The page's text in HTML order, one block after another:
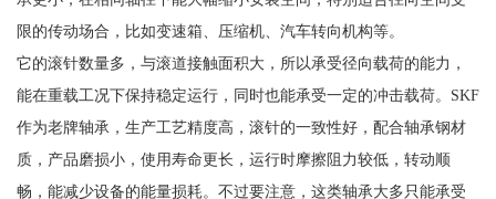
限的传动场合，比如变速箱、压缩机、汽车转向机构等。
它的滚针数量多，与滚道接触面积大，所以承受径向载荷的能力，
能在重载工况下保持稳定运行，同时也能承受一定的冲击载荷。SKF
作为老牌轴承，生产工艺精度高，滚针的一致性好，配合轴承钢材
质，产品磨损小，使用寿命更长，运行时摩擦阻力较低，转动顺
畅，能减少设备的能量损耗。不过要注意，这类轴承大多只能承受